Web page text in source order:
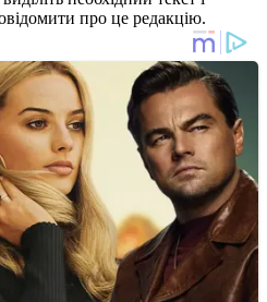
про це редакцію.